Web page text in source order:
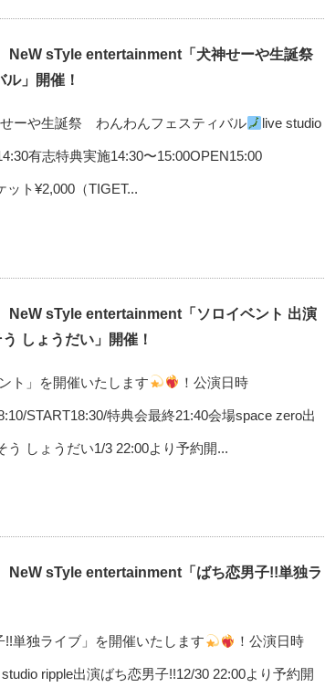
NeW sTyle entertainment「犬神せーや生誕祭
」開催！
ーや生誕祭 わんわんフェスティバル live studio
有志特典実施14:30〜15:00OPEN15:00
ット¥2,000（TIGET...
NeW sTyle entertainment「ソロイベント 出演
しょうだい」開催！
ト」を開催いたします ！公演日時
START18:30/特典会最終21:40会場space zero出
う しょうだい1/3 22:00より予約開...
NeW sTyle entertainment「ばち恋男子!!単独ラ
!!単独ライブ」を開催いたします ！公演日時
ripple出演ばち恋男子!!12/30 22:00より予約開